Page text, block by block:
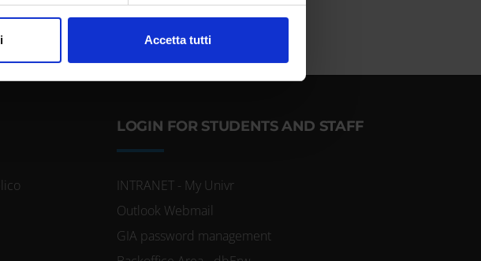
funzionalità dei social media e per analizzare il
Accetta tutti
LOGIN FOR STUDENTS AND STAFF
INTRANET - My Univr
Outlook Webmail
GIA password management